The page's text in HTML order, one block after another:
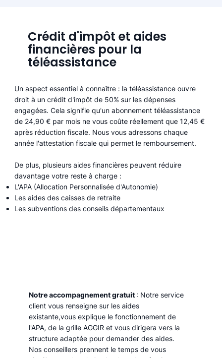
Crédit d'impôt et aides
financières pour la
téléassistance
Un aspect essentiel à connaître : la téléassistance ouvre
droit à un crédit d'impôt de 50% sur les dépenses
engagées. Cela signifie qu'un abonnement téléassistance
de 24,90 € par mois ne vous coûte réellement que 12,45 €
après réduction fiscale. Nous vous adressons chaque
année l'attestation fiscale qui permet le remboursement.
De plus, plusieurs aides financières peuvent réduire
davantage votre reste à charge :
L'APA (Allocation Personnalisée d'Autonomie)
Les aides des caisses de retraite
Les subventions des conseils départementaux
Notre accompagnement gratuit : Notre service
client vous renseigne sur les aides
existante,vous explique le fonctionnement de
l'APA, de la grille AGGIR et vous dirigera vers la
structure adaptée pour demander des aides.
Nos conseillers prennent le temps de vous